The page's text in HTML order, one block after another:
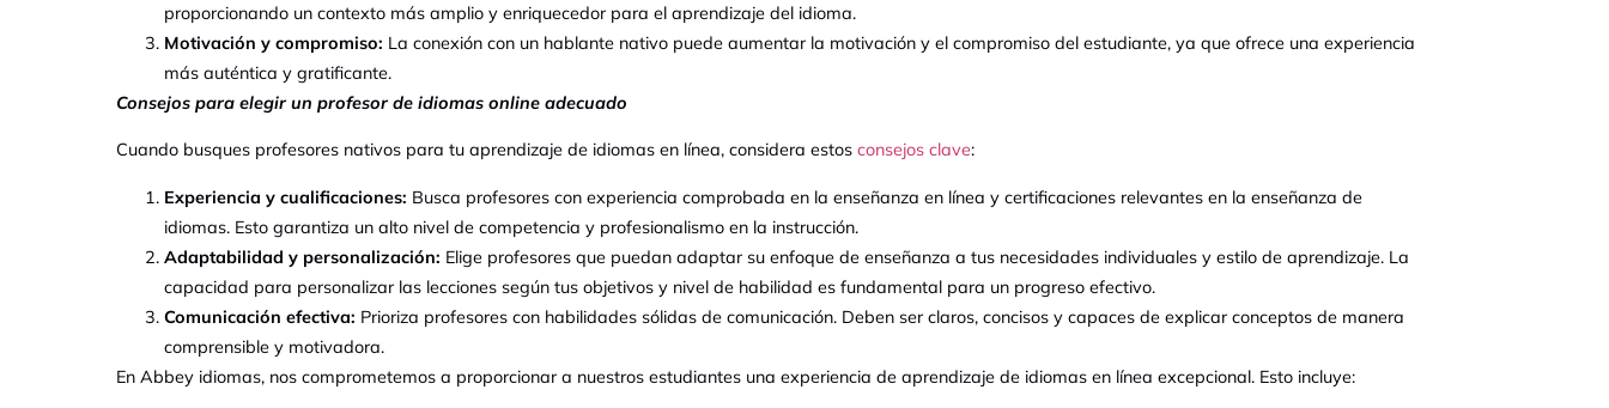
proporcionando un contexto más amplio y enriquecedor para el aprendizaje del idioma.
Motivación y compromiso: La conexión con un hablante nativo puede aumentar la motivación y el compromiso del estudiante, ya que ofrece una experiencia
más auténtica y gratificante.
Consejos para elegir un profesor de idiomas online adecuado
Cuando busques profesores nativos para tu aprendizaje de idiomas en línea, considera estos consejos clave:
Experiencia y cualificaciones: Busca profesores con experiencia comprobada en la enseñanza en línea y certificaciones relevantes en la enseñanza de
idiomas. Esto garantiza un alto nivel de competencia y profesionalismo en la instrucción.
Adaptabilidad y personalización: Elige profesores que puedan adaptar su enfoque de enseñanza a tus necesidades individuales y estilo de aprendizaje. La
capacidad para personalizar las lecciones según tus objetivos y nivel de habilidad es fundamental para un progreso efectivo.
Comunicación efectiva: Prioriza profesores con habilidades sólidas de comunicación. Deben ser claros, concisos y capaces de explicar conceptos de manera
comprensible y motivadora.
En Abbey idiomas, nos comprometemos a proporcionar a nuestros estudiantes una experiencia de aprendizaje de idiomas en línea excepcional. Esto incluye: